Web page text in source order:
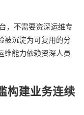
，不需要资深运维专
被沉淀为可复用的分
维能力依赖资深人员
构建业务连续